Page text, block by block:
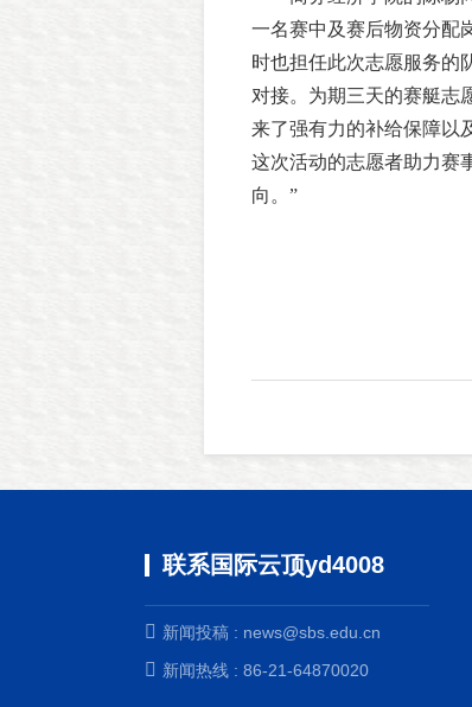
一名赛中及赛后物资分配
时也担任此次志愿服务的
对接。为期三天的赛艇志
来了强有力的补给保障以
这次活动的志愿者助力赛
向。”
联系国际云顶yd4008
新闻投稿 : news@sbs.edu.cn
新闻热线 : 86-21-64870020